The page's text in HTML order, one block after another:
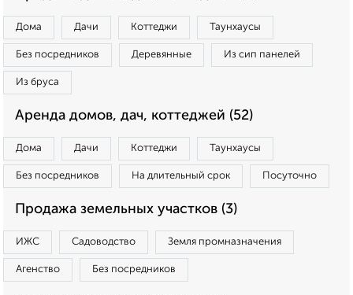
Дома Дачи Коттеджи Таунхаусы
Без посредников Деревянные Из сип панелей
Из бруса
Аренда домов, дач, коттеджей (52)
Дома Дачи Коттеджи Таунхаусы
Без посредников На длительный срок Посуточно
Продажа земельных участков (3)
ИЖС Садоводство Земля промназначения
Агенство Без посредников